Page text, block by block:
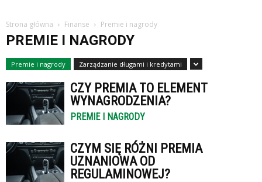
Strona główna Finanse Premie i nagrody
PREMIE I NAGRODY
Premie i nagrody Zarządzanie długami i kredytami
CZY PREMIA TO ELEMENT
WYNAGRODZENIA?
PREMIE I NAGRODY
CZYM SIĘ RÓŻNI PREMIA
UZNANIOWA OD
REGULAMINOWEJ?